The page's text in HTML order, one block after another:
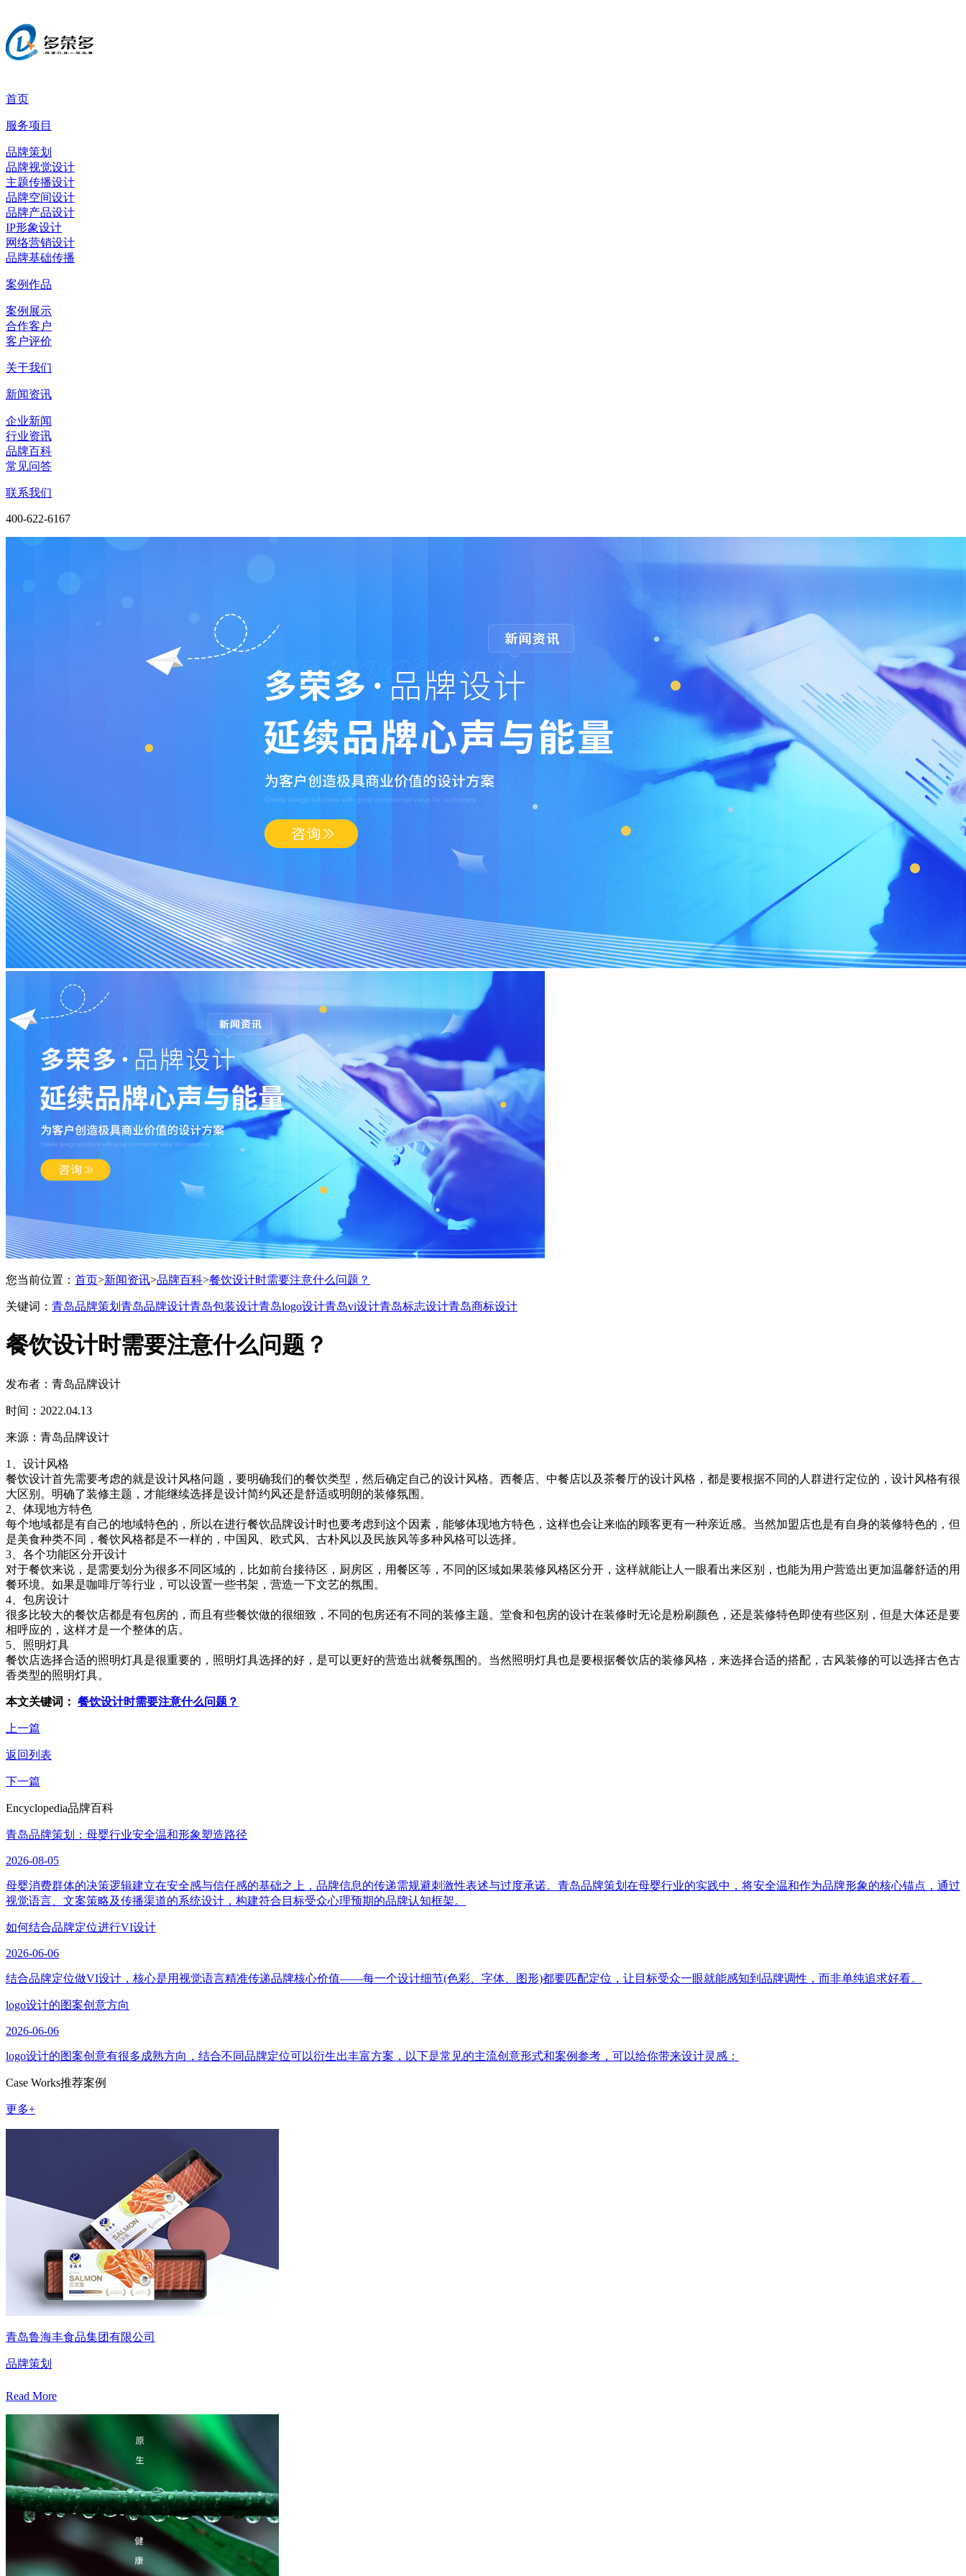
首页
服务项目
品牌策划
品牌视觉设计
主题传播设计
品牌空间设计
品牌产品设计
IP形象设计
网络营销设计
品牌基础传播
案例作品
案例展示
合作客户
客户评价
关于我们
新闻资讯
企业新闻
行业资讯
品牌百科
常见问答
联系我们
400-622-6167
您当前位置： 首页>新闻资讯>品牌百科>餐饮设计时需要注意什么问题？
关键词： 青岛品牌策划 青岛品牌设计青岛包装设计青岛logo设计青岛vi设计青岛标志设计青岛商标设计
餐饮设计时需要注意什么问题？
发布者：青岛品牌设计
时间：2022.04.13
来源：青岛品牌设计
1、设计风格
餐饮设计首先需要考虑的就是设计风格问题，要明确我们的餐饮类型，然后确定自己的设计风格。西餐店、中餐店以及茶餐厅的设计风格，都是要根据不同的人群进行定位的，设计风格有很
大区别。明确了装修主题，才能继续选择是设计简约风还是舒适或明朗的装修氛围。
2、体现地方特色
每个地域都是有自己的地域特色的，所以在进行餐饮品牌设计时也要考虑到这个因素，能够体现地方特色，这样也会让来临的顾客更有一种亲近感。当然加盟店也是有自身的装修特色的，但
是美食种类不同，餐饮风格都是不一样的，中国风、欧式风、古朴风以及民族风等多种风格可以选择。
3、各个功能区分开设计
对于餐饮来说，是需要划分为很多不同区域的，比如前台接待区，厨房区，用餐区等，不同的区域如果装修风格区分开，这样就能让人一眼看出来区别，也能为用户营造出更加温馨舒适的用
餐环境。如果是咖啡厅等行业，可以设置一些书架，营造一下文艺的氛围。
4、包房设计
很多比较大的餐饮店都是有包房的，而且有些餐饮做的很细致，不同的包房还有不同的装修主题。堂食和包房的设计在装修时无论是粉刷颜色，还是装修特色即使有些区别，但是大体还是要
相呼应的，这样才是一个整体的店。
5、照明灯具
餐饮店选择合适的照明灯具是很重要的，照明灯具选择的好，是可以更好的营造出就餐氛围的。当然照明灯具也是要根据餐饮店的装修风格，来选择合适的搭配，古风装修的可以选择古色古
香类型的照明灯具。
本文关键词： 餐饮设计时需要注意什么问题？
上一篇
返回列表
下一篇
Encyclopedia品牌百科
青岛品牌策划：母婴行业安全温和形象塑造路径
2026-08-05
母婴消费群体的决策逻辑建立在安全感与信任感的基础之上，品牌信息的传递需规避刺激性表述与过度承诺。青岛品牌策划在母婴行业的实践中，将安全温和作为品牌形象的核心锚点，通过
视觉语言、文案策略及传播渠道的系统设计，构建符合目标受众心理预期的品牌认知框架。
如何结合品牌定位进行VI设计
2026-06-06
结合品牌定位做VI设计，核心是用视觉语言精准传递品牌核心价值——每一个设计细节(色彩、字体、图形)都要匹配定位，让目标受众一眼就能感知到品牌调性，而非单纯追求好看。
logo设计的图案创意方向
2026-06-06
logo设计的图案创意有很多成熟方向，结合不同品牌定位可以衍生出丰富方案，以下是常见的主流创意形式和案例参考，可以给你带来设计灵感：
Case Works推荐案例
更多+
青岛鲁海丰食品集团有限公司
品牌策划
Read More